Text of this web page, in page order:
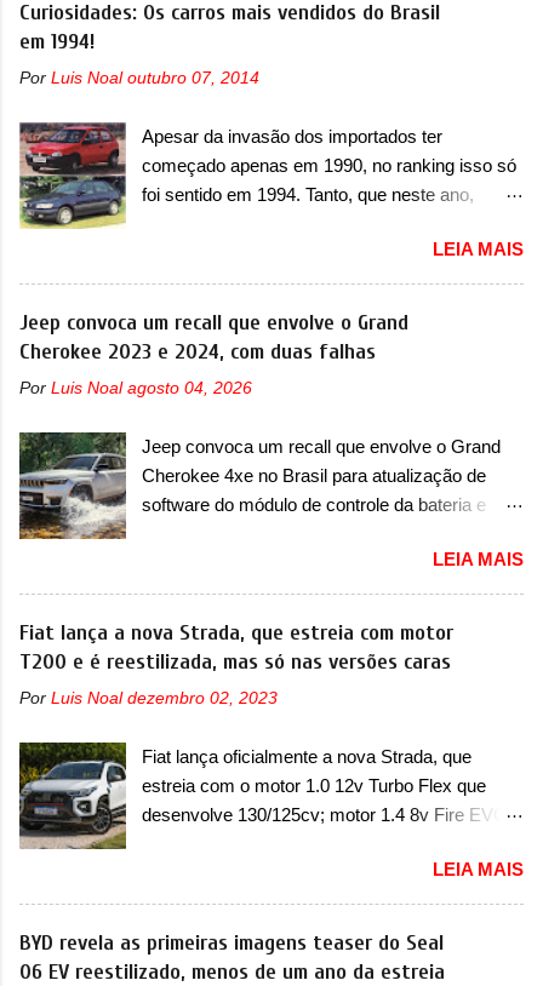
Curiosidades: Os carros mais vendidos do Brasil
em 1994!
Por Luis Noal outubro 07, 2014
Apesar da invasão dos importados ter
começado apenas em 1990, no ranking isso só
foi sentido em 1994. Tanto, que neste ano,
começar pelo Chevrolet Corsa, o mais
destacado deles no ranking que perdurou no
nosso mercado até início de 2012 e com
certeza foi um grandioso lançamento da
ano também era lançada a nova geração do
ganhava uma nova geração feita do zero,
apelidada de "Bolinha" por suas formas
arredondadas. Além do Gol, outro Volkswagen
versão hatchback do Logus que chegava
depois de um ano de atraso. A invasão de 1994
foi marcava pelos franceses, alemães,
japoneses e coreanos que chegaram
arrancando corações em nosso mercado. Os
vendas em 1994 foram o Renault R19 que
vinha em 3 versões de carroceria, sendo duas
do hatch e o sedan, a famosa Kia Besta, o Vol...
LEIA MAIS
Jeep convoca um recall que envolve o Grand
Cherokee 2023 e 2024, com duas falhas
Por Luis Noal agosto 04, 2026
Jeep convoca um recall que envolve o Grand
Cherokee 4xe no Brasil para atualização de
software do módulo de controle da bateria e
Jeep convocou no dia 10 de outubro de 2025
um chamado que envolve os proprietários do
Grand Cherokee 4xe, em sua versão única
Limited, com unidades de ano/modelo 2023 e
unidades afetadas precisam retornar a uma
dois problemas. O primeiro deles será uma
atualização do software do módulo de controle
da bateria (AHCP e HCP). Para alguns veículos
verificação e, se necessário, a substituição do
motor do ventilador HVAC (aquecimento,
ventilação e ar-condicionado). A marca também
confirmou que “foi identificada a possibilidade de
LEIA MAIS
Fiat lança a nova Strada, que estreia com motor
T200 e é reestilizada, mas só nas versões caras
Por Luis Noal dezembro 02, 2023
Fiat lança oficialmente a nova Strada, que
estreia com o motor 1.0 12v Turbo Flex que
desenvolve 130/125cv; motor 1.4 8v Fire EVO
oficialmente a nova Strada, que aparece com
mudanças visuais e com uma nova opção de
motor. Depois da picape compacta receber o
câmbio automático CVT no ano passado, a Fiat
LEIA MAIS
BYD revela as primeiras imagens teaser do Seal
06 EV reestilizado, menos de um ano da estreia